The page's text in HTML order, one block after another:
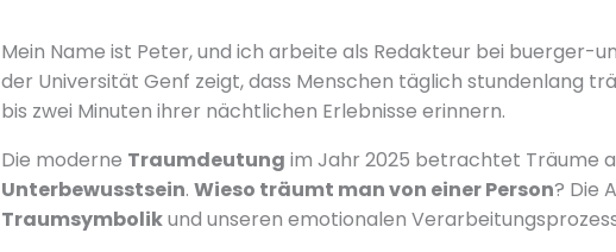
Mein Name ist Peter, und ich arbeite als Redakteur bei buerger-
der Universität Genf zeigt, dass Menschen täglich stundenlang
bis zwei Minuten ihrer nächtlichen Erlebnisse erinnern.
Die moderne Traumdeutung im Jahr 2025 betrachtet Träume
Unterbewusstsein. Wieso träumt man von einer Person? Die
Traumsymbolikund unseren emotionalen